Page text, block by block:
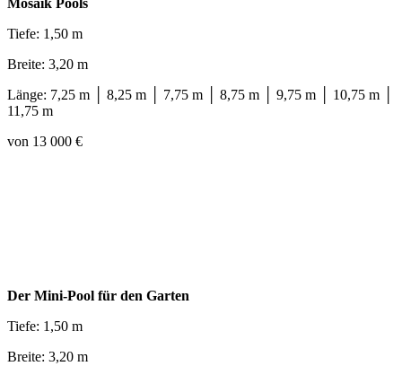
Mosaik Pools
Tiefe: 1,50 m
Breite: 3,20 m
Länge: 7,25 m │ 8,25 m │ 7,75 m │ 8,75 m │ 9,75 m │ 10,75 m │
11,75 m
von 13 000 €
Der Mini-Pool für den Garten
Tiefe: 1,50 m
Breite: 3,20 m